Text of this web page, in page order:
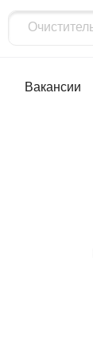
Вакансии